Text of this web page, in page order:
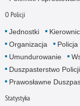
O Policji
Jednostki
Organizacja
Policja
Umundurowanie
Duszpasterstwo
Prawosławne
Statystyka